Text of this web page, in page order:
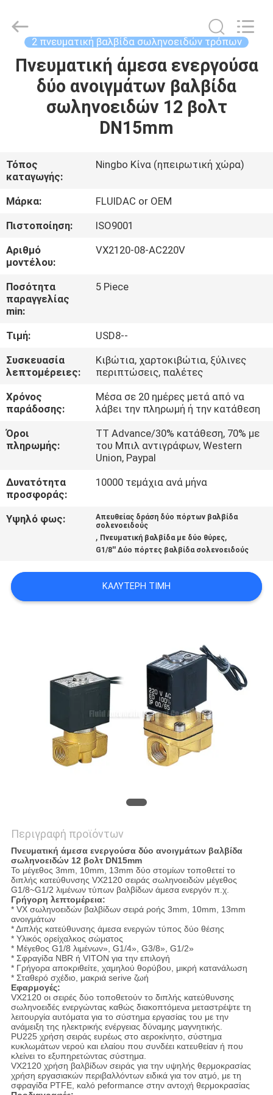
ΣΠΊΤΙ
ΠΡΟΪΌΝΤΑ
ΠΕΡΊΠΟΥ
ΕΜΕΊΣ
ΓΎΡΟΣ
ΕΡΓΟΣΤΑΣΊΩΝ
ΠΟΙΟΤΙΚΌΣ
ΜΑΣ
ΕΛΆΤΕ
ΣΕ
ΕΠΑΦΉ
ΜΕ
ΖΗΤΉΣΤΕ
ΈΝΑ
ΑΠΌΣΠΑΣΜΑ
SHOW
POLICY
FLUID
AUTOMATIC
CONTROL
CO.,LTD.
2 πνευματική βαλβίδα σωληνοειδών τρόπων
Πνευματική άμεσα ενεργούσα
δύο ανοιγμάτων βαλβίδα
σωληνοειδών 12 βολτ
DN15mm
Τόπος
καταγωγής:
Ningbo Κίνα (ηπειρωτική χώρα)
Μάρκα:
FLUIDAC or OEM
Πιστοποίηση:
ISO9001
Αριθμό
μοντέλου:
VX2120-08-AC220V
Ποσότητα
παραγγελίας
min:
5 Piece
Τιμή:
USD8--
Συσκευασία
λεπτομέρειες:
Κιβώτια, χαρτοκιβώτια, ξύλινες
περιπτώσεις, παλέτες
Χρόνος
παράδοσης:
Μέσα σε 20 ημέρες μετά από να
λάβει την πληρωμή ή την κατάθεση
Όροι
πληρωμής:
TT Advance/30% κατάθεση, 70% με
του Μπιλ αντιγράφων, Western
Union, Paypal
Δυνατότητα
προσφοράς:
10000 τεμάχια ανά μήνα
Υψηλό φως:
Απευθείας δράση δύο πόρτων βαλβίδα
σολενοειδούς
, Πνευματική βαλβίδα με δύο θύρες,
G1/8'' Δύο πόρτες βαλβίδα σολενοειδούς
ΚΑΛΎΤΕΡΗ ΤΙΜΉ
Περιγραφή προϊόντων
Πνευματική άμεσα ενεργούσα δύο ανοιγμάτων βαλβίδα
σωληνοειδών 12 βολτ DN15mm
Το μέγεθος 3mm, 10mm, 13mm δύο στομίων τοποθετεί το
διπλής κατεύθυνσης VX2120 σειράς σωληνοειδών μέγεθος
G1/8~G1/2 λιμένων τύπων βαλβίδων άμεσα ενεργόν π.χ.
Γρήγορη λεπτομέρεια:
* VX σωληνοειδών βαλβίδων σειρά ροής 3mm, 10mm, 13mm
ανοιγμάτων
* Διπλής κατεύθυνσης άμεσα ενεργών τύπος δύο θέσης
* Υλικός ορείχαλκος σώματος
* Μέγεθος G1/8 λιμένων», G1/4», G3/8», G1/2»
* Σφραγίδα NBR ή VITON για την επιλογή
* Γρήγορα αποκριθείτε, χαμηλού θορύβου, μικρή κατανάλωση
* Σταθερό σχέδιο, μακριά serive ζωή
Εφαρμογές:
VX2120 οι σειρές δύο τοποθετούν το διπλής κατεύθυνσης
σωληνοειδές ενεργώντας καθώς διακοπτόμενα μεταστρέψτε τη
λειτουργία αυτόματα για το σύστημα εργασίας του με την
ανάμειξη της ηλεκτρικής ενέργειας δύναμης μαγνητικής.
PU225 χρήση σειράς ευρέως στο αεροκίνητο, σύστημα
κυκλωμάτων νερού και ελαίου που συνδέει κατευθείαν ή που
κλείνει το εξυπηρετώντας σύστημα.
VX2120 χρήση βαλβίδων σειράς για την υψηλής θερμοκρασίας
χρήση εργασιακών περιβαλλόντων ειδικά για τον ατμό, με τη
σφραγίδα PTFE, καλό peformance στην αντοχή θερμοκρασίας